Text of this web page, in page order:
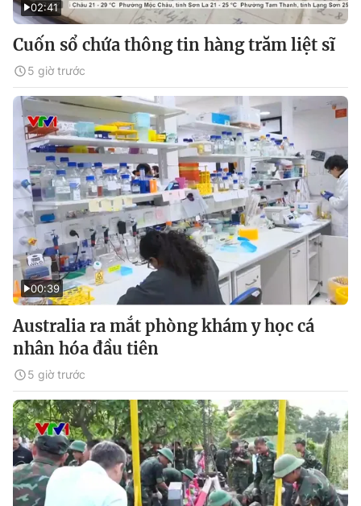
02:41
Cuốn sổ chứa thông tin hàng trăm liệt sĩ
5 giờ trước
00:39
Australia ra mắt phòng khám y học cá
nhân hóa đầu tiên
5 giờ trước